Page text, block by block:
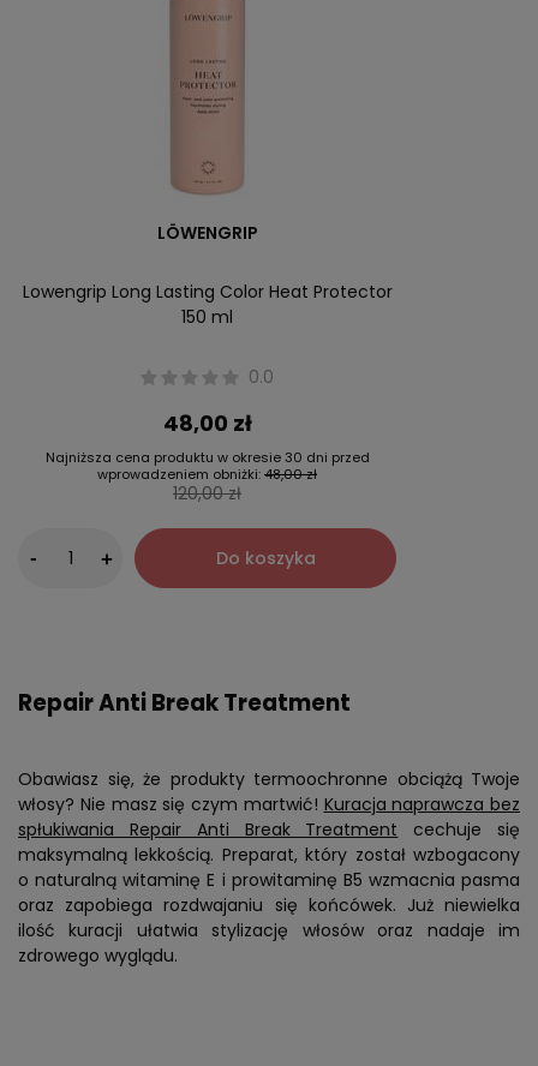
LÖWENGRIP
Lowengrip Long Lasting Color Heat Protector
150 ml
0.0
48,00 zł
Najniższa cena produktu w okresie 30 dni przed
wprowadzeniem obniżki:48,00 zł
120,00 zł
- + Do koszyka
Repair Anti Break Treatment
Obawiasz się, że produkty termoochronne obciążą Twoje
włosy? Nie masz się czym martwić! Kuracja naprawcza bez
spłukiwania Repair Anti Break Treatment cechuje się
maksymalną lekkością. Preparat, który został wzbogacony
o naturalną witaminę E i prowitaminę B5 wzmacnia pasma
oraz zapobiega rozdwajaniu się końcówek. Już niewielka
ilość kuracji ułatwia stylizację włosów oraz nadaje im
zdrowego wyglądu.